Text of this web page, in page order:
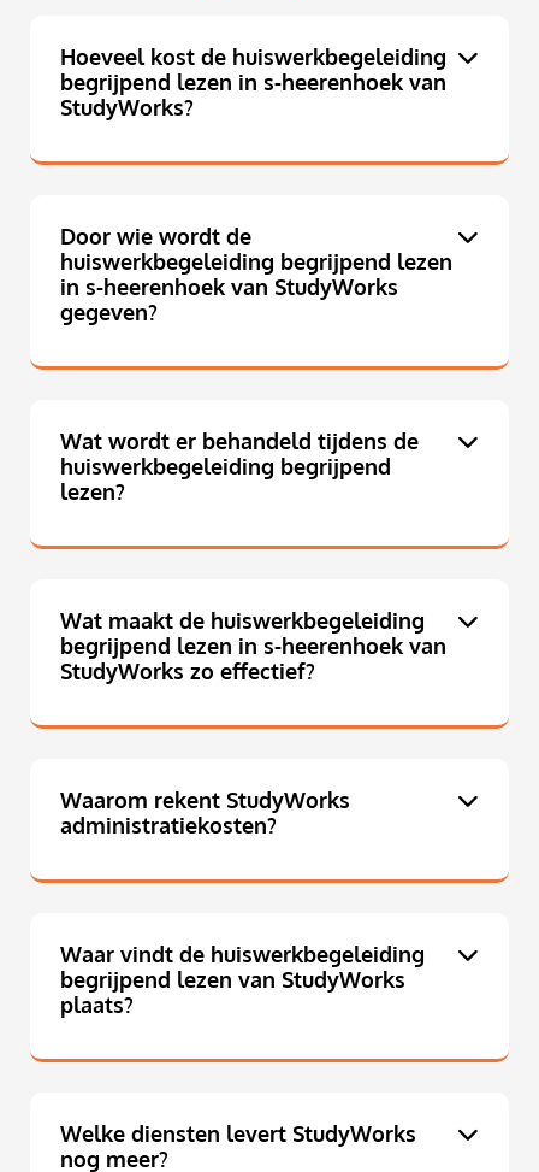
Hoeveel kost de huiswerkbegeleiding
begrijpend lezen in s-heerenhoek van
StudyWorks?
Door wie wordt de
huiswerkbegeleiding begrijpend lezen
in s-heerenhoek van StudyWorks
gegeven?
Wat wordt er behandeld tijdens de
huiswerkbegeleiding begrijpend
lezen?
Wat maakt de huiswerkbegeleiding
begrijpend lezen in s-heerenhoek van
StudyWorks zo effectief?
Waarom rekent StudyWorks
administratiekosten?
Waar vindt de huiswerkbegeleiding
begrijpend lezen van StudyWorks
plaats?
Welke diensten levert StudyWorks
nog meer?